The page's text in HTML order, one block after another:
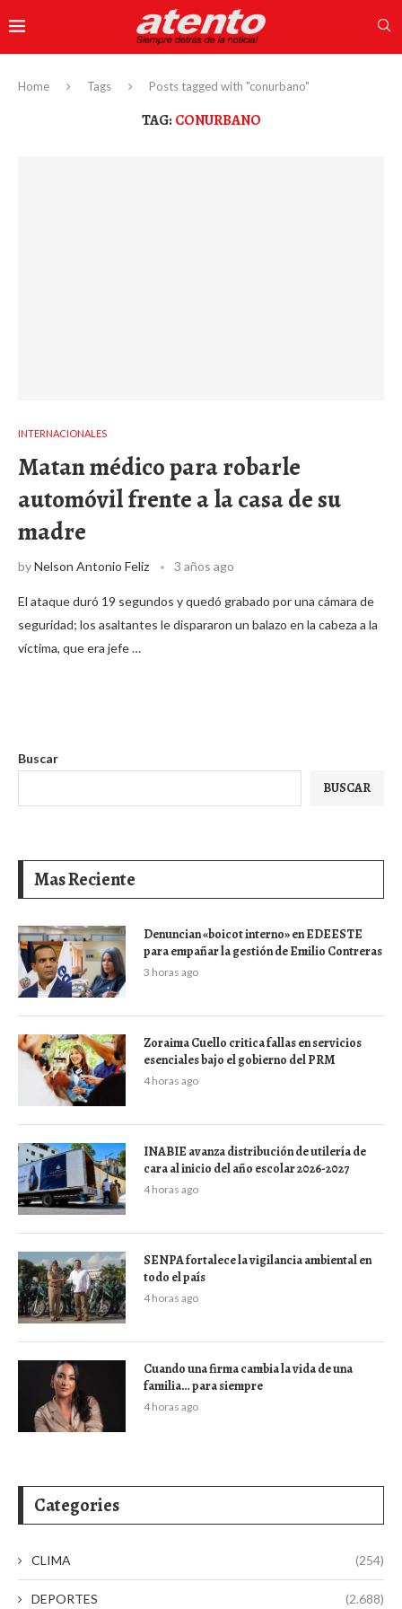
Home Tags Posts tagged with "conurbano"
TAG: CONURBANO
INTERNACIONALES
Matan médico para robarle
automóvil frente a la casa de su
madre
byNelson Antonio Feliz 3 años ago
El ataque duró 19 segundos y quedó grabado por una cámara de
seguridad; los asaltantes le dispararon un balazo en la cabeza a la
víctima, que era jefe …
Buscar
BUSCAR
Mas Reciente
Denuncian «boicot interno» en EDEESTE
para empañar la gestión de Emilio Contreras
3 horas ago
Zoraima Cuello critica fallas en servicios
esenciales bajo el gobierno del PRM
4 horas ago
INABIE avanza distribución de utilería de
cara al inicio del año escolar 2026-2027
4 horas ago
SENPA fortalece la vigilancia ambiental en
todo el país
4 horas ago
Cuando una firma cambia la vida de una
familia… para siempre
4 horas ago
Categories
CLIMA (254)
DEPORTES (2.688)